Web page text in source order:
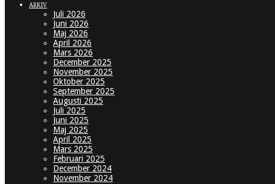
ARKIV
Juli 2026
Juni 2026
Maj 2026
April 2026
Mars 2026
December 2025
November 2025
Oktober 2025
September 2025
Augusti 2025
Juli 2025
Juni 2025
Maj 2025
April 2025
Mars 2025
Februari 2025
December 2024
November 2024